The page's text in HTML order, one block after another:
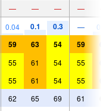
— — — —
0.04 0.1 0.3 —
59 63 54 59
55 61 54 55
55 61 54 55
62 65 69 61